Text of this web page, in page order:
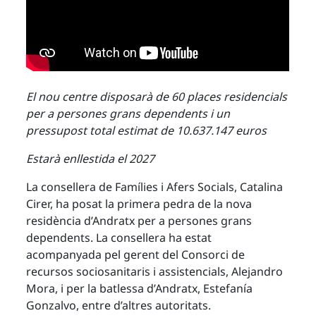
El nou centre disposarà de 60 places residencials
per a persones grans dependents i un
pressupost total estimat de 10.637.147 euros
Estarà enllestida el 2027
La consellera de Famílies i Afers Socials, Catalina
Cirer, ha posat la primera pedra de la nova
residència d’Andratx per a persones grans
dependents. La consellera ha estat
acompanyada pel gerent del Consorci de
recursos sociosanitaris i assistencials, Alejandro
Mora, i per la batlessa d’Andratx, Estefanía
Gonzalvo, entre d’altres autoritats.